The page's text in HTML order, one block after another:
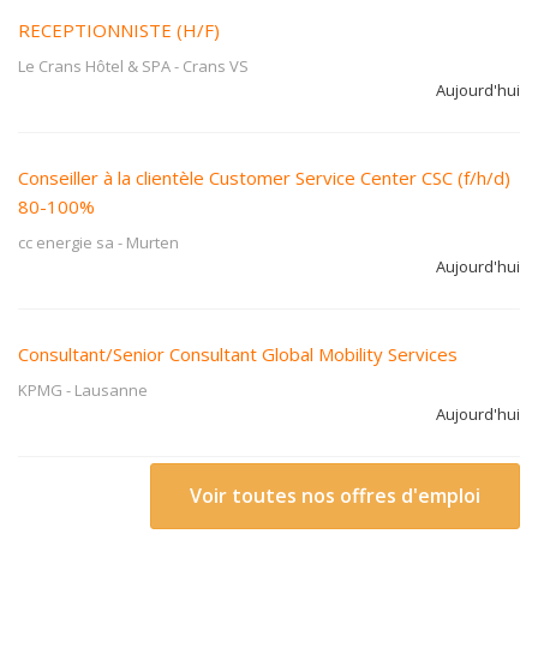
RECEPTIONNISTE (H/F)
Le Crans Hôtel & SPA- Crans VS
Aujourd'hui
Conseiller à la clientèle Customer Service Center CSC (f/h/d)
80-100%
cc energie sa - Murten
Aujourd'hui
Consultant/Senior Consultant Global Mobility Services
KPMG - Lausanne
Aujourd'hui
Voir toutes nos offres d'emploi